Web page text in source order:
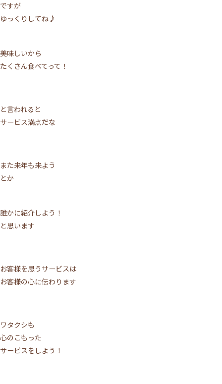
ですが
ゆっくりしてね♪
美味しいから
たくさん食べてって！
と言われると
サービス満点だな
また来年も来よう
とか
誰かに紹介しよう！
と思います
お客様を思うサービスは
お客様の心に伝わります
ワタクシも
心のこもった
サービスをしよう！